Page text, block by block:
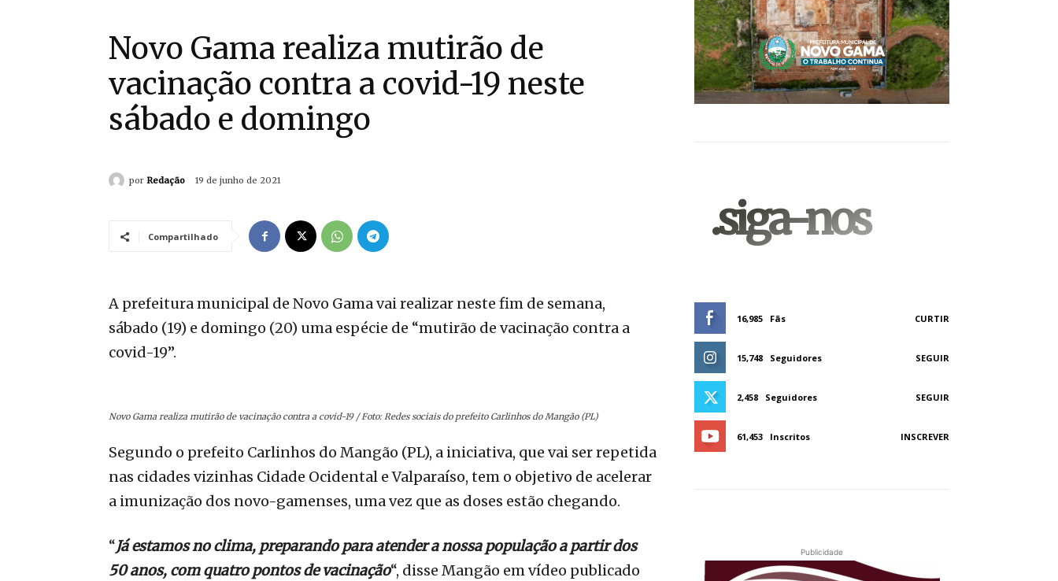
Novo Gama realiza mutirão de
vacinação contra a covid-19 neste
sábado e domingo
por Redação 19 de junho de 2021
Compartilhado
A prefeitura municipal de Novo Gama vai realizar neste fim de semana,
sábado (19) e domingo (20) uma espécie de “mutirão de vacinação contra a
covid-19”.
Novo Gama realiza mutirão de vacinação contra a covid-19 / Foto: Redes sociais do prefeito Carlinhos do Mangão (PL)
Segundo o prefeito Carlinhos do Mangão (PL), a iniciativa, que vai ser repetida
nas cidades vizinhas Cidade Ocidental e Valparaíso, tem o objetivo de acelerar
a imunização dos novo-gamenses, uma vez que as doses estão chegando.
“Já estamos no clima, preparando para atender a nossa população a partir dos
50 anos, com quatro pontos de vacinação“, disse Mangão em vídeo publicado
.siga-nos
16,985 Fãs CURTIR
15,748 Seguidores SEGUIR
2,458 Seguidores SEGUIR
61,453 Inscritos INSCREVER
Publicidade